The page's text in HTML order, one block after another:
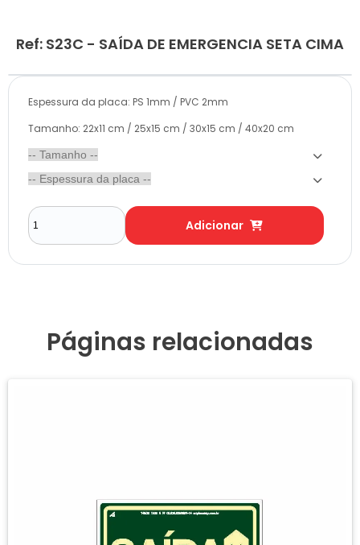
Ref: S23C - SAÍDA DE EMERGENCIA SETA CIMA
Espessura da placa: PS 1mm / PVC 2mm
Tamanho: 22x11 cm / 25x15 cm / 30x15 cm / 40x20 cm
Adicionar
Páginas relacionadas